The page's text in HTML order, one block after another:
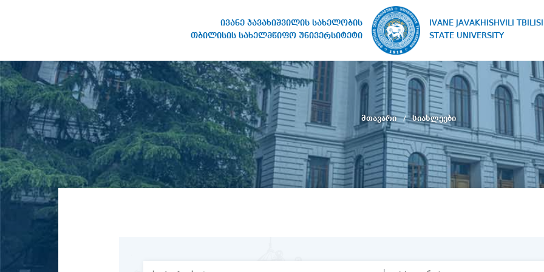
ივანე ჯავახიშვილის სახელობის
თბილისის სახელმწიფო უნივერსიტეტი
IVANE JAVAKHISHVILI TBILISI
STATE UNIVERSITY
სახელობის თბილისის
სახელმწიფო უნივერსიტეტი
მთავარი სიახლეები